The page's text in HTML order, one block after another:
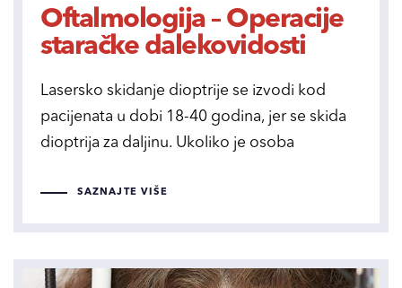
Oftalmologija – Operacije
staračke dalekovidosti
Lasersko skidanje dioptrije se izvodi kod
pacijenata u dobi 18-40 godina, jer se skida
dioptrija za daljinu. Ukoliko je osoba
SAZNAJTE VIŠE